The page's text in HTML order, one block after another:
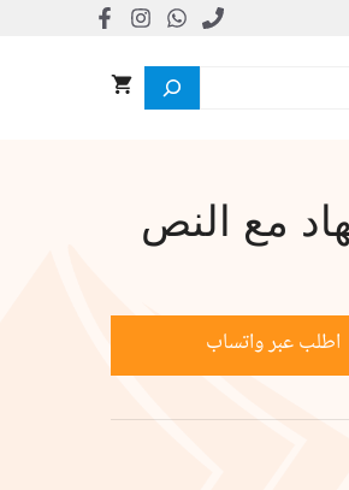
مع النص
اطلب عبر واتساب